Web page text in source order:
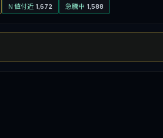
N 値付近 1,672 急騰中 1,588